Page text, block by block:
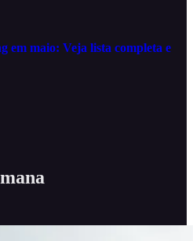
em maio: Veja lista completa e